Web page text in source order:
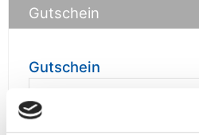
Gutschein
Gutschein